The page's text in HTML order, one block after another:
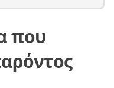
που